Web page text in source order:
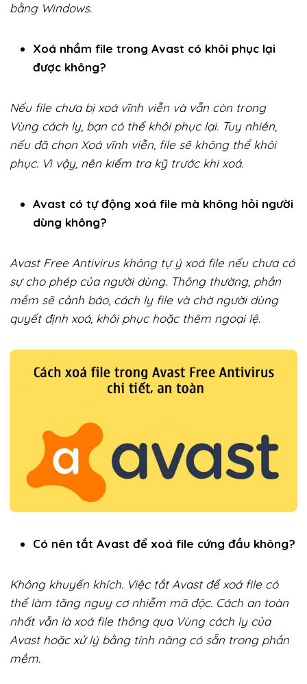
bằng Windows.
Xoá nhầm file trong Avast có khôi phục lại
được không?
Nếu file chưa bị xoá vĩnh viễn và vẫn còn trong
Vùng cách ly, bạn có thể khôi phục lại. Tuy nhiên,
nếu đã chọn Xoá vĩnh viễn, file sẽ không thể khôi
phục. Vì vậy, nên kiểm tra kỹ trước khi xoá.
Avast có tự động xoá file mà không hỏi người
dùng không?
Avast Free Antivirus không tự ý xoá file nếu chưa có
sự cho phép của người dùng. Thông thường, phần
mềm sẽ cảnh báo, cách ly file và chờ người dùng
quyết định xoá, khôi phục hoặc thêm ngoại lệ.
Có nên tắt Avast để xoá file cứng đầu không?
Không khuyến khích. Việc tắt Avast để xoá file có
thể làm tăng nguy cơ nhiễm mã độc. Cách an toàn
nhất vẫn là xoá file thông qua Vùng cách ly của
Avast hoặc xử lý bằng tính năng có sẵn trong phần
mềm.